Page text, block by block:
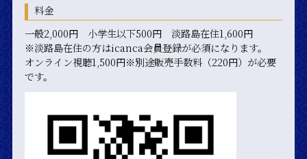
料金
一般2,000円 小学生以下500円 淡路島在住1,600円
※淡路島在住の方はicanca会員登録が必須になります。
オンライン視聴1,500円※別途販売手数料（220円）が必要
です。